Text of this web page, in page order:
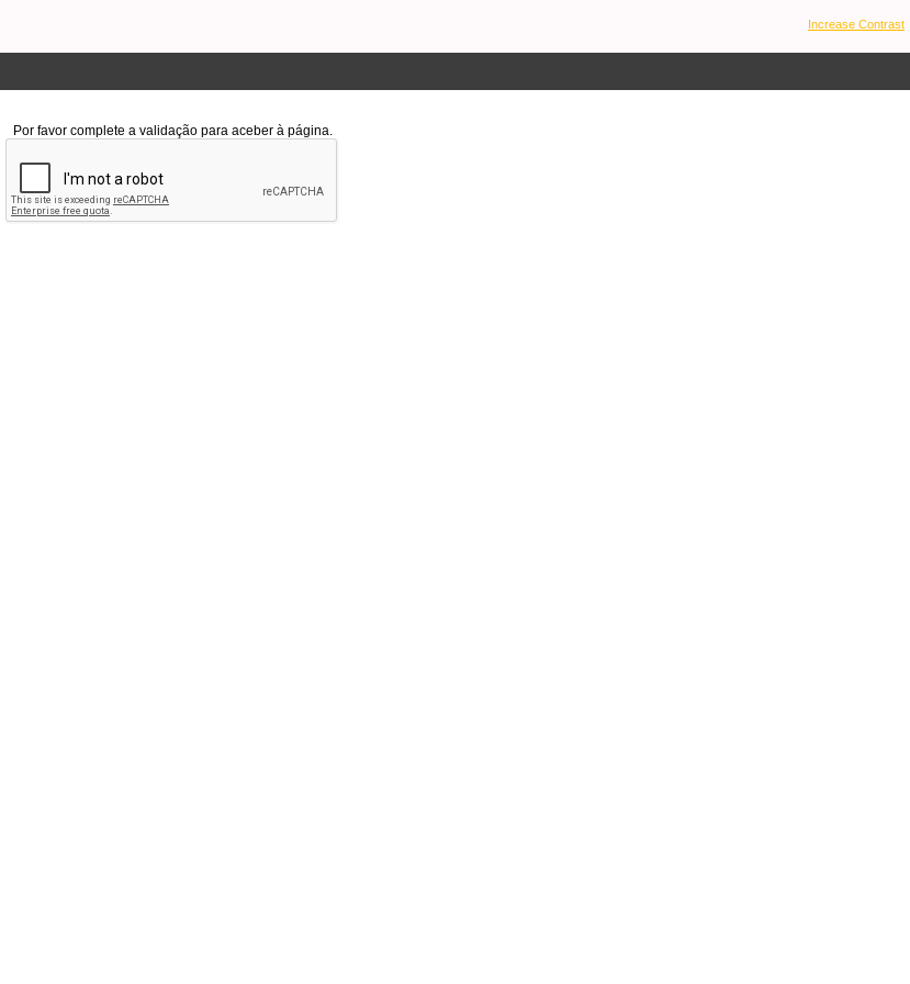
Increase Contrast
Por favor complete a validação para aceber à página.